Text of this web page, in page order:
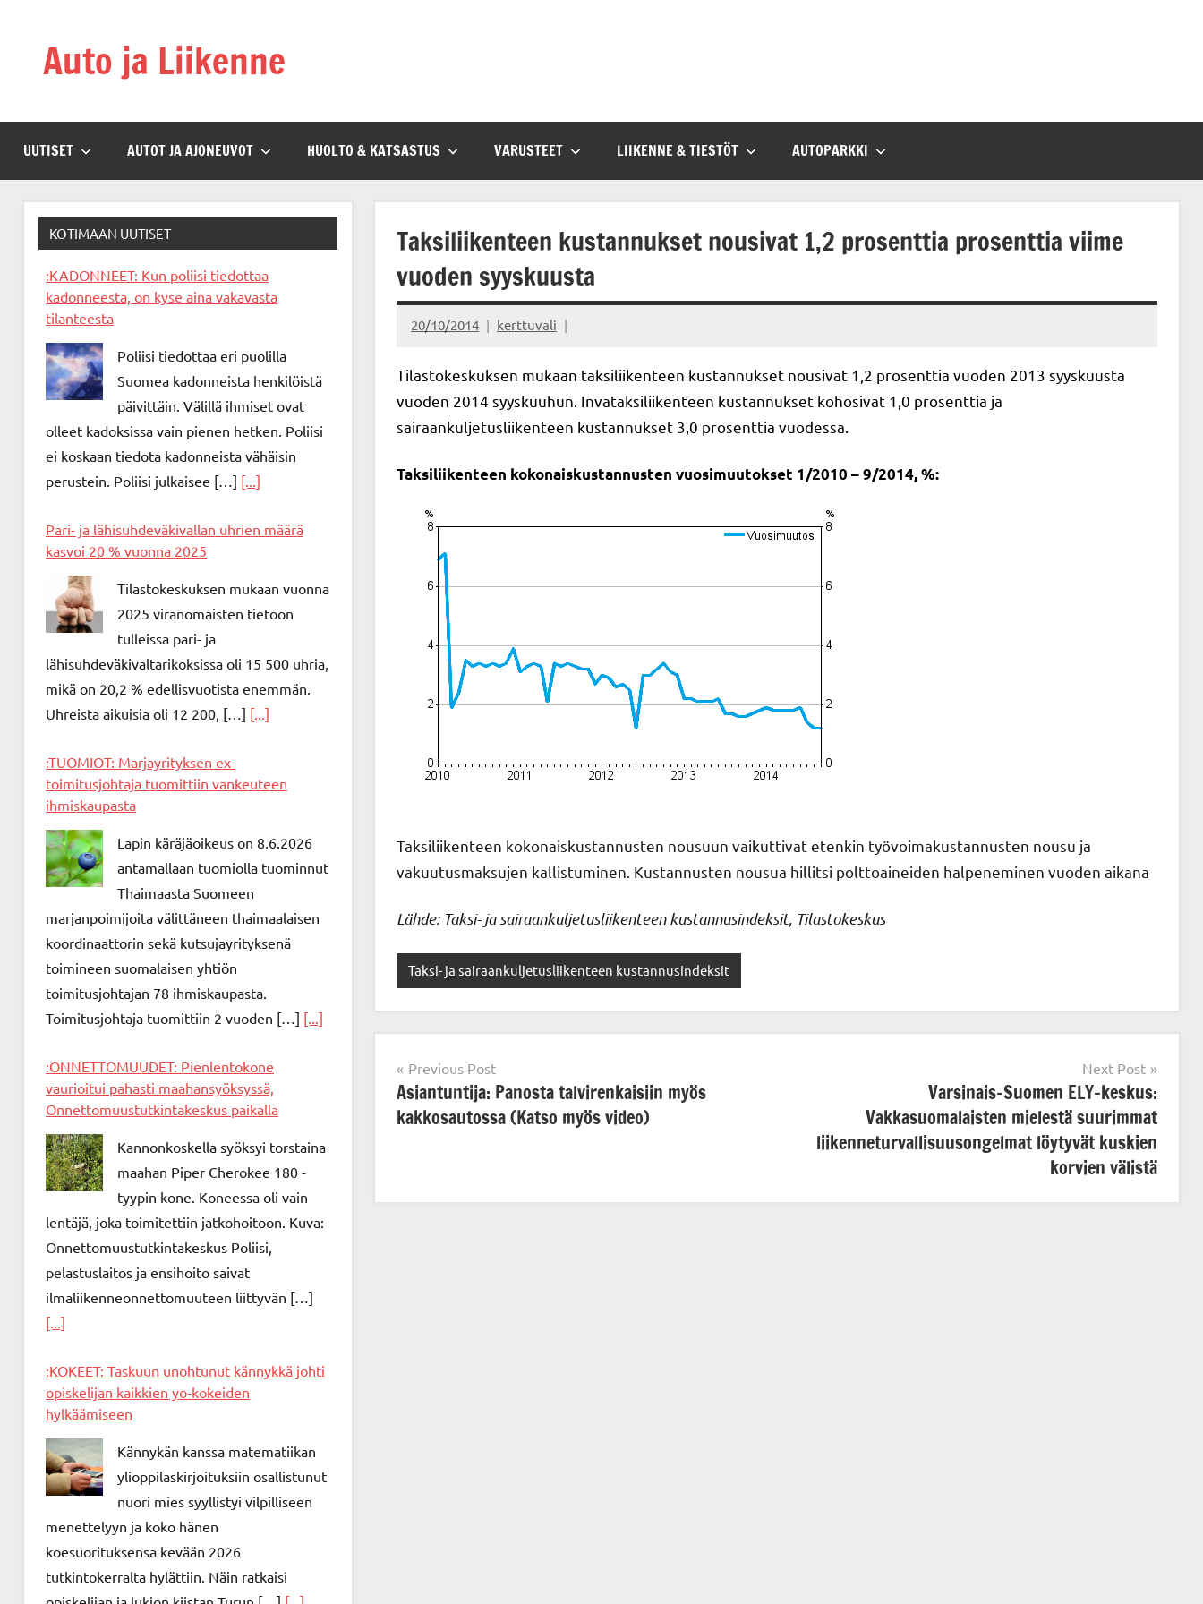
contentAuto ja Liikenne
UUTISET AUTOT JA AJONEUVOT HUOLTO & KATSASTUS VARUSTEET LIIKENNE & TIESTÖT AUTOPARKKI
Taksiliikenteen kustannukset nousivat 1,2 prosenttia prosenttia viime
vuoden syyskuusta
20/10/2014 kerttuvali
Tilastokeskuksen mukaan taksiliikenteen kustannukset nousivat 1,2 prosenttia vuoden 2013 syyskuusta
vuoden 2014 syyskuuhun. Invataksiliikenteen kustannukset kohosivat 1,0 prosenttia ja
sairaankuljetusliikenteen kustannukset 3,0 prosenttia vuodessa.
Taksiliikenteen kokonaiskustannusten vuosimuutokset 1/2010 – 9/2014, %:
Taksiliikenteen kokonaiskustannusten nousuun vaikuttivat etenkin työvoimakustannusten nousu ja
vakuutusmaksujen kallistuminen. Kustannusten nousua hillitsi polttoaineiden halpeneminen vuoden aikana
Lähde: Taksi- ja sairaankuljetusliikenteen kustannusindeksit, Tilastokeskus
Taksi- ja sairaankuljetusliikenteen kustannusindeksit
Post
navigation
Previous Post
Asiantuntija: Panosta talvirenkaisiin myös
kakkosautossa (Katso myös video)
Next Post
Varsinais-Suomen ELY-keskus:
Vakkasuomalaisten mielestä suurimmat
liikenneturvallisuusongelmat löytyvät kuskien
korvien välistä
KOTIMAAN UUTISET
:KADONNEET: Kun poliisi tiedottaa
kadonneesta, on kyse aina vakavasta
tilanteesta
Poliisi tiedottaa eri puolilla
Suomea kadonneista henkilöistä
päivittäin. Välillä ihmiset ovat
olleet kadoksissa vain pienen hetken. Poliisi
ei koskaan tiedota kadonneista vähäisin
perustein. Poliisi julkaisee […] [...]
Pari- ja lähisuhdeväkivallan uhrien määrä
kasvoi 20 % vuonna 2025
Tilastokeskuksen mukaan vuonna
2025 viranomaisten tietoon
tulleissa pari- ja
lähisuhdeväkivaltarikoksissa oli 15 500 uhria,
mikä on 20,2 % edellisvuotista enemmän.
Uhreista aikuisia oli 12 200, […] [...]
:TUOMIOT: Marjayrityksen ex-
toimitusjohtaja tuomittiin vankeuteen
ihmiskaupasta
Lapin käräjäoikeus on 8.6.2026
antamallaan tuomiolla tuominnut
Thaimaasta Suomeen
marjanpoimijoita välittäneen thaimaalaisen
koordinaattorin sekä kutsujayrityksenä
toimineen suomalaisen yhtiön
toimitusjohtajan 78 ihmiskaupasta.
Toimitusjohtaja tuomittiin 2 vuoden […] [...]
:ONNETTOMUUDET: Pienlentokone
vaurioitui pahasti maahansyöksyssä,
Onnettomuustutkintakeskus paikalla
Kannonkoskella syöksyi torstaina
maahan Piper Cherokee 180 -
tyypin kone. Koneessa oli vain
lentäjä, joka toimitettiin jatkohoitoon. Kuva:
Onnettomuustutkintakeskus Poliisi,
pelastuslaitos ja ensihoito saivat
ilmaliikenneonnettomuuteen liittyvän […]
[...]
:KOKEET: Taskuun unohtunut kännykkä johti
opiskelijan kaikkien yo-kokeiden
hylkäämiseen
Kännykän kanssa matematiikan
ylioppilaskirjoituksiin osallistunut
nuori mies syyllistyi vilpilliseen
menettelyyn ja koko hänen
koesuorituksensa kevään 2026
tutkintokerralta hylättiin. Näin ratkaisi